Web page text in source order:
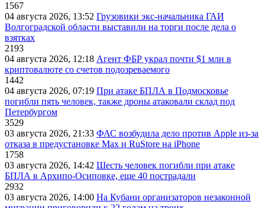
1567
04 августа 2026, 13:52 Грузовики экс-начальника ГАИ
Волгоградской области выставили на торги после дела о
взятках
2193
04 августа 2026, 12:18 Агент ФБР украл почти $1 млн в
криптовалюте со счетов подозреваемого
1442
04 августа 2026, 07:19 При атаке БПЛА в Подмосковье
погибли пять человек, также дроны атаковали склад под
Петербургом
3529
03 августа 2026, 21:33 ФАС возбудила дело против Apple из-за
отказа в предустановке Max и RuStore на iPhone
1758
03 августа 2026, 14:42 Шесть человек погибли при атаке
БПЛА в Архипо-Осиповке, еще 40 пострадали
2932
03 августа 2026, 14:00 На Кубани организаторов незаконной